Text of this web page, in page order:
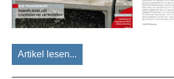
Artikel lesen...